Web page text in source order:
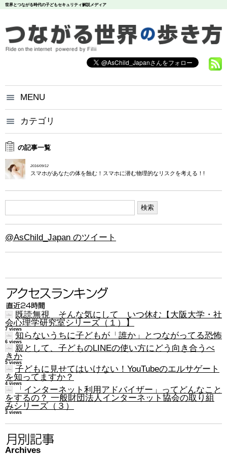
世界とつながる時代の子どもセキュリティ解説メディア
MENU
つながる世界の歩き方とは？
カテゴリ
いじめ
犯罪
炎上
調査データ
の記事一覧
2016/09/12
スマホがあなたの体を蝕む！スマホに潜む物理的なリスクを考える！!
@AsChild_Japan のツイート
既読無視 そんな気にして いつ休む【大阪大学・社
会心理学研究室シリーズ（１）】
7 views
知らないうちに子どもが「誰か」とつながってる恐怖
6 views
親として、子どものLINEの使い方にどう向き合うべ
きか
5 views
子どもに見せてはいけない！YouTubeのエルサゲート
を知ってますか？
4 views
「インターネット利用アドバイザー」ってどんなこと
をするの？ 一般財団法人インターネット協会の取り組
みシリーズ（３）
3 views
Archives